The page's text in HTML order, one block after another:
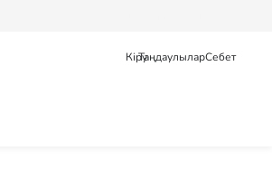
КіруТаңдаулыларСебет